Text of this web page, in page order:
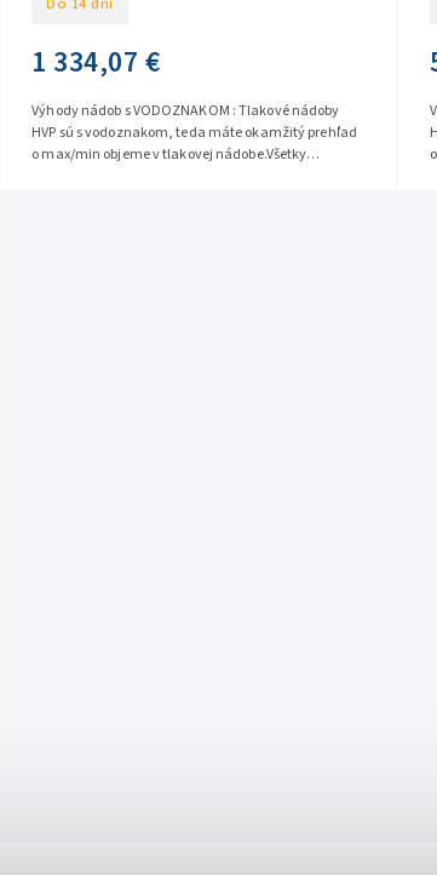
1 334,07 €
Výhody nádob s VODOZNAKOM : Tlakové nádoby
HVP sú s vodoznakom, teda máte okamžitý prehľad
o max/min objeme v tlakovej nádobe.Všetky